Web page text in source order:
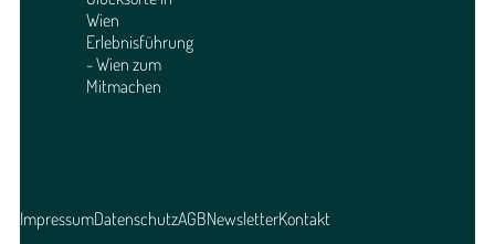
Wien
Erlebnisführung
- Wien zum
Mitmachen
ImpressumDatenschutzAGBNewsletterKontakt